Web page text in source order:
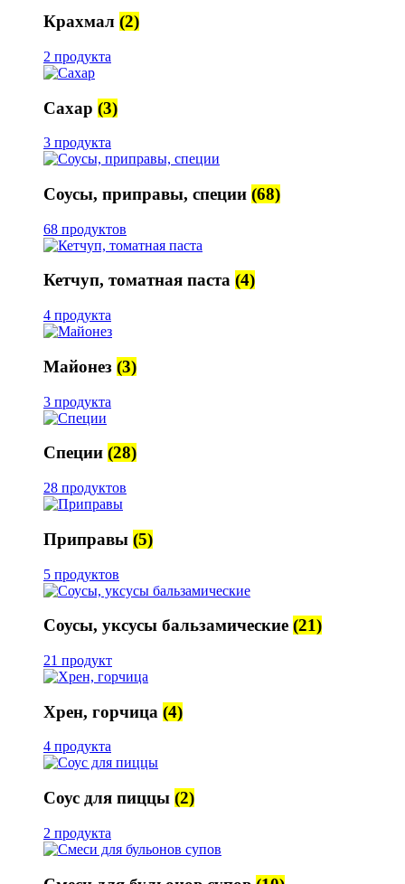
Крахмал (2)
2 продукта
Сахар (3)
3 продукта
Соусы, приправы, специи (68)
68 продуктов
Кетчуп, томатная паста (4)
4 продукта
Майонез (3)
3 продукта
Специи (28)
28 продуктов
Приправы (5)
5 продуктов
Соусы, уксусы бальзамические (21)
21 продукт
Хрен, горчица (4)
4 продукта
Соус для пиццы (2)
2 продукта